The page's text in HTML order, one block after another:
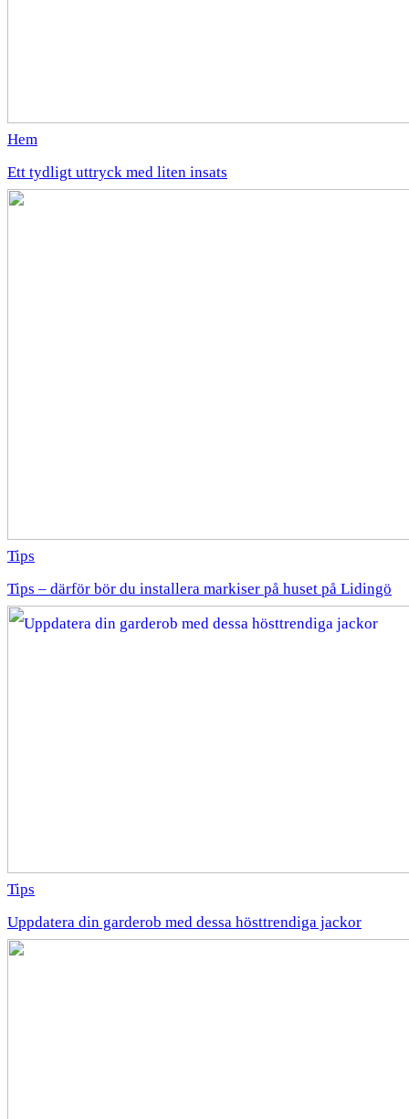
Hem
Ett tydligt uttryck med liten insats
Tips
Tips – därför bör du installera markiser på huset på Lidingö
Tips
Uppdatera din garderob med dessa hösttrendiga jackor